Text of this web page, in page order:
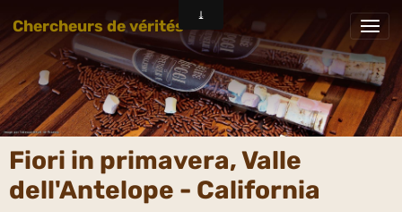
Chercheurs de vérités
Fiori in primavera, Valle
dell'Antelope - California